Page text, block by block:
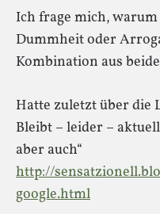
Ich frage mich,
Dummheit oder
Kombination aus
Hatte zuletzt über die
Bleibt – leider –
aber auch“
http://
google.html